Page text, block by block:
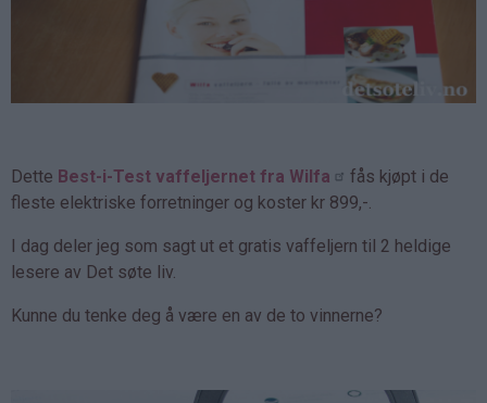
Dette Best-i-Test vaffeljernet fra Wilfa
fås kjøpt i de
fleste elektriske forretninger og koster kr 899,-.
I dag deler jeg som sagt ut et gratis vaffeljern til 2 heldige
lesere av Det søte liv.
Kunne du tenke deg å være en av de to vinnerne?